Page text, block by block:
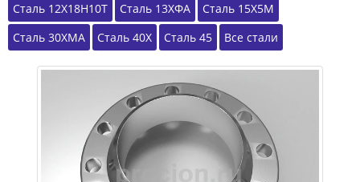
Сталь 12Х18Н10Т Сталь 13ХФА
Сталь 15Х5М
Сталь 30ХМА
Сталь 40Х Сталь 45 Все стали